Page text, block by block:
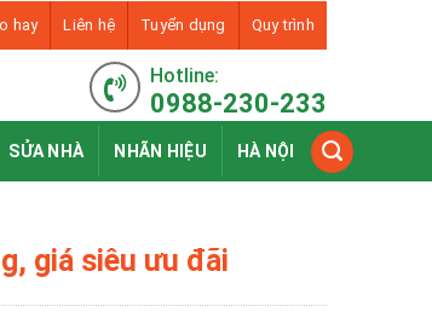
hay Liên hệ Tuyển dụng Quy trình
Hotline:
0988-230-233
SỬA NHÀ NHÃN HIỆU HÀ NỘI
giá siêu ưu đãi